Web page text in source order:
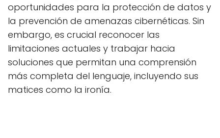
oportunidades para la protección de datos y
la prevención de amenazas cibernéticas. Sin
embargo, es crucial reconocer las
limitaciones actuales y trabajar hacia
soluciones que permitan una comprensión
más completa del lenguaje, incluyendo sus
matices como la ironía.